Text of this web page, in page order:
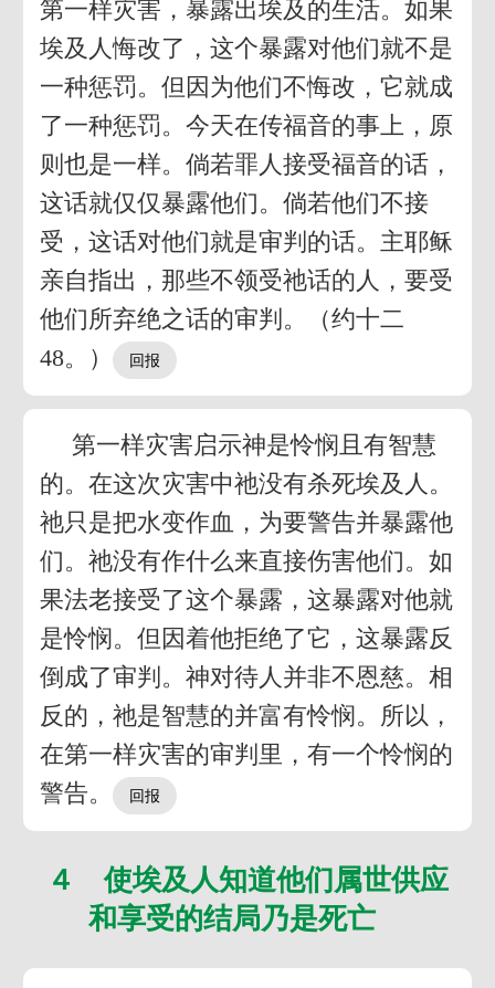
第一样灾害，暴露出埃及的生活。如果
埃及人悔改了，这个暴露对他们就不是
一种惩罚。但因为他们不悔改，它就成
了一种惩罚。今天在传福音的事上，原
则也是一样。倘若罪人接受福音的话，
这话就仅仅暴露他们。倘若他们不接
受，这话对他们就是审判的话。主耶稣
亲自指出，那些不领受祂话的人，要受
他们所弃绝之话的审判。（约十二
48。）
第一样灾害启示神是怜悯且有智慧
的。在这次灾害中祂没有杀死埃及人。
祂只是把水变作血，为要警告并暴露他
们。祂没有作什么来直接伤害他们。如
果法老接受了这个暴露，这暴露对他就
是怜悯。但因着他拒绝了它，这暴露反
倒成了审判。神对待人并非不恩慈。相
反的，祂是智慧的并富有怜悯。所以，
在第一样灾害的审判里，有一个怜悯的
警告。
４ 使埃及人知道他们属世供应
和享受的结局乃是死亡